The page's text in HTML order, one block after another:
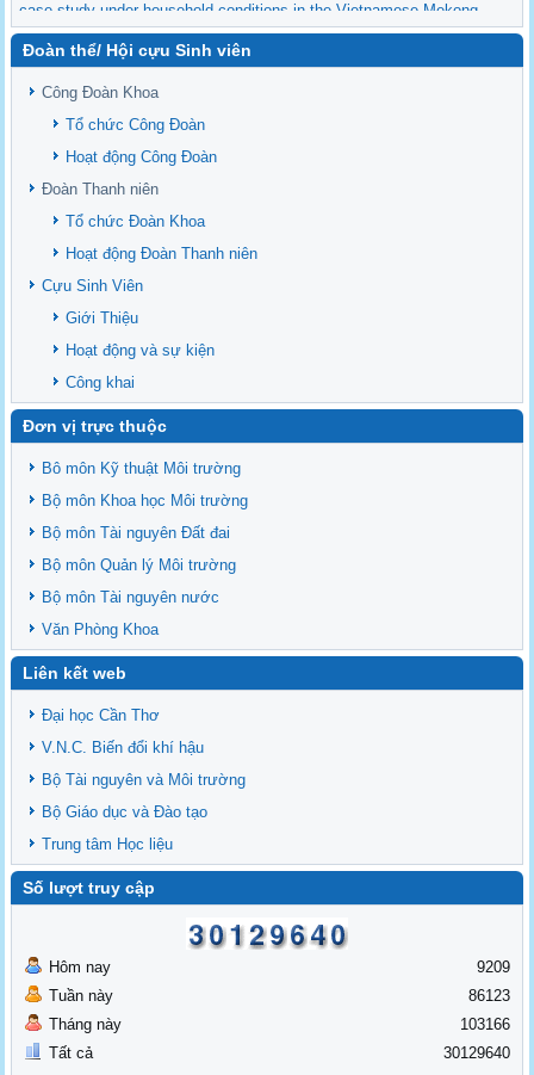
case study under household conditions in the Vietnamese Mekong
Delta
Sediment properties in flood-based farming systems in the Vietnamese
upstream Mekong Delta
Danh mục tạp chí xuất bản Quốc Tế 2026
Danh Mục các Đề Tài NCKH cấp Tỉnh năm 2024
Văn bản - Quy định
Ban chấp hành Đảng bộ khoa
Đoàn thể/ Hội cựu Sinh viên
Công Đoàn Khoa
Tổ chức Công Đoàn
Hoạt động Công Đoàn
Đoàn Thanh niên
Tổ chức Đoàn Khoa
Hoạt động Đoàn Thanh niên
Cựu Sinh Viên
Giới Thiệu
Hoạt động và sự kiện
Công khai
Đơn vị trực thuộc
Bô môn Kỹ thuật Môi trường
Bộ môn Khoa học Môi trường
Bộ môn Tài nguyên Đất đai
Bộ môn Quản lý Môi trường
Bộ môn Tài nguyên nước
Văn Phòng Khoa
Liên kết web
Đại học Cần Thơ
V.N.C. Biến đổi khí hậu
Bộ Tài nguyên và Môi trường
Bộ Giáo dục và Đào tạo
Trung tâm Học liệu
Số lượt truy cập
Hôm nay
Tuần này
Tháng này
Tất cả
9209
86123
103166
30129640